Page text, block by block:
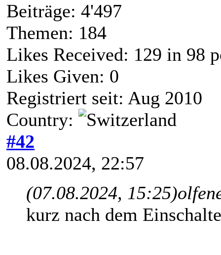
Beiträge: 4'497
Themen: 184
Likes Received: 129 in 98
Likes Given: 0
Registriert seit: Aug 2010
Country:
#42
08.08.2024, 22:57
(07.08.2024, 15:25)
kurz nach dem